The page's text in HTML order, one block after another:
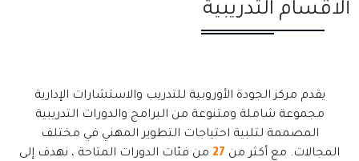
ألاقسام التدريبية
يقدم مركز الجودة الأوروبية للتدريب والاستشارات الإدارية
مجموعة شاملة ومتنوعة من البرامج والدورات التدريبية
المصممة لتلبية احتياجات التطوير المهني في مختلف
المجالات. مع أكثر من 27 من فئات الدورات المتاحة ، نهدف إلى